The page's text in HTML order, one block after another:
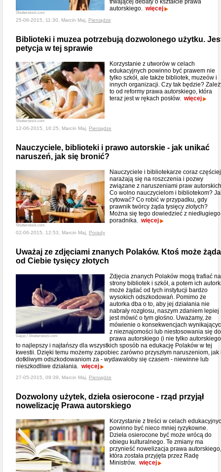
Shutterstock.com
trwającej debaty o kształcie prawa
autorskiego. więcej
25-06-2015, 11:30, Marcin Maj, Pieniądze
Biblioteki i muzea potrzebują dozwolonego użytku.
petycja w tej sprawie
Shutterstock.com
Korzystanie z utworów w celach
edukacyjnych powinno być prawem nie
tylko szkół, ale także bibliotek, muzeów i
innych organizacji. Czy tak będzie?
to od reformy prawa autorskiego, która
teraz jest w rękach posłów. więcej
12-06-2015, 16:25, Marcin Maj, Pieniądze
Nauczyciele, biblioteki i prawo autorskie - jak unikać
naruszeń, jak się bronić?
Shutterstock.com
Nauczyciele i bibliotekarze coraz częściej
narażają się na roszczenia i pozwy
związane z naruszeniami praw
Co wolno nauczycielom i bibliotekom?
cytować? Co robić w przypadku, gdy
prawnik twórcy żąda tysięcy złotych?
Można się tego dowiedzieć z niedługiego
poradnika. więcej
02-06-2015, 12:53, Marcin Maj, Porady
Uważaj ze zdjęciami znanych Polaków. Ktoś może
od Ciebie tysięcy złotych
Gajus / Shutterstock.com
Zdjęcia znanych Polaków mogą trafiać na
strony bibliotek i szkół, a potem ich
może żądać od tych instytucji bardzo
wysokich odszkodowań. Pomimo że
autorka dba o to, aby jej działania nie
nabrały rozgłosu, naszym zdaniem lepiej
jest mówić o tym głośno. Uważamy, że
mówienie o konsekwencjach
z nieznajomości lub niestosowania się do
prawa autorskiego (i nie tylko
to najlepszy i najtańszy dla wszystkich sposób na edukację Polaków w tej
kwestii. Dzięki temu możemy zapobiec zarówno przyszłym naruszeniom, jak
dotkliwym odszkodowaniom za - wydawałoby się czasem - niewinne lub
nieszkodliwe działania. więcej
27-05-2015, 09:39, Marcin Maj, Pieniądze
Dozwolony użytek, dzieła osierocone - rząd przyjął
nowelizację Prawa autorskiego
Korzystanie z treści w celach
powinno być nieco mniej ryzykowne.
Dzieła osierocone być może wrócą do
obiegu kulturalnego. Te zmiany ma
przynieść nowelizacja prawa autorskiego,
która została przyjęta przez Radę
Ministrów. więcej